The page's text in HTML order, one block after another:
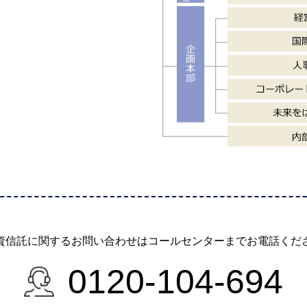
信託に関するお問い合わせはコールセンターまでお電話くだ
0120-104-694